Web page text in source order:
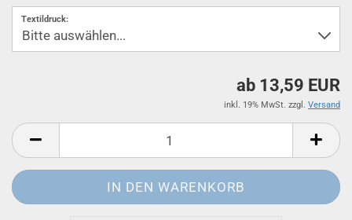
Textildruck:
ab 13,59 EUR
inkl. 19% MwSt. zzgl. Versand